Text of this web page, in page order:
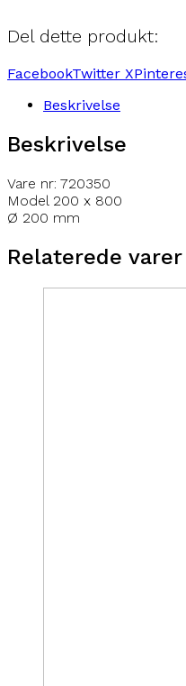
Del dette produkt:
FacebookTwitter X
Beskrivelse
Beskrivelse
Vare nr: 720350
Model 200 x 800
Ø 200 mm
Relaterede varer